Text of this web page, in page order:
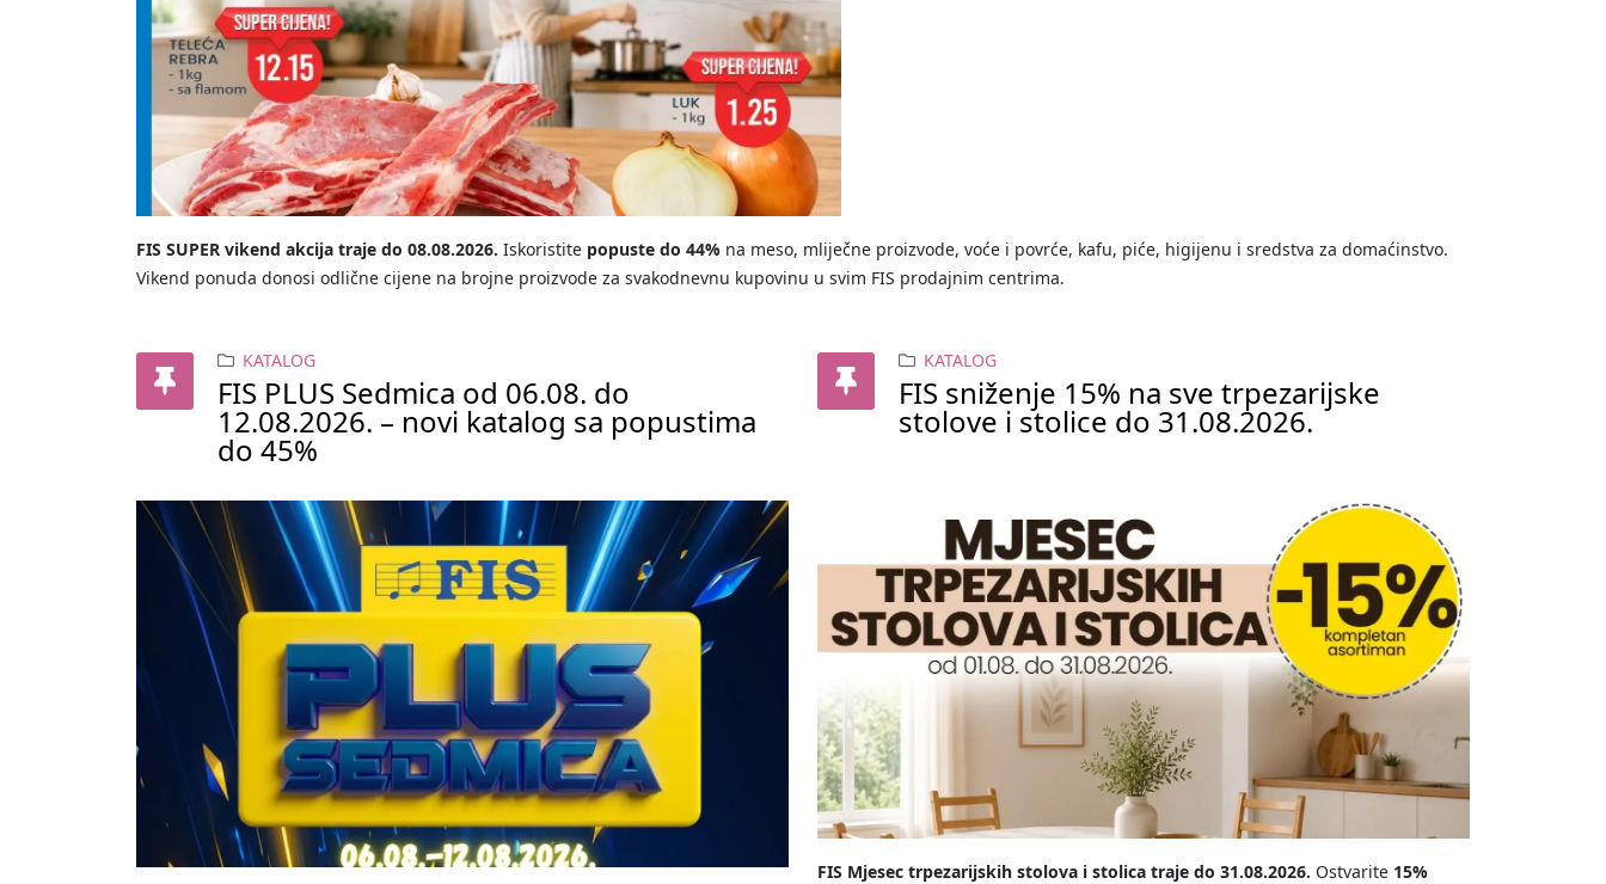
FIS SUPER vikend akcija traje do 08.08.2026. Iskoristite popuste do 44% na meso, mliječne proizvode, voće i povrće, kafu, piće, higijenu i sredstva za domaćinstvo.
Vikend ponuda donosi odlične cijene na brojne proizvode za svakodnevnu kupovinu u svim FIS prodajnim centrima.
KATALOG
FIS PLUS Sedmica od 06.08. do
12.08.2026. – novi katalog sa popustima
do 45%
KATALOG
FIS sniženje 15% na sve trpezarijske
stolove i stolice do 31.08.2026.
FIS Mjesec trpezarijskih stolova i stolica traje do 31.08.2026. Ostvarite 15%